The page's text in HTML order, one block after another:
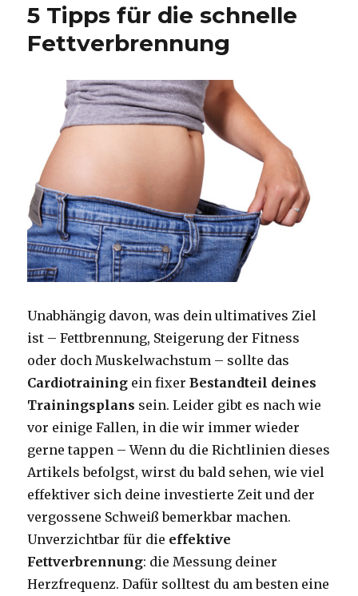
Erkältung
5 Tipps für die schnelle
Fettverbrennung
Unabhängig davon, was dein ultimatives Ziel
ist – Fettbrennung, Steigerung der Fitness
oder doch Muskelwachstum – sollte das
Cardiotraining ein fixerBestandteil deines
Trainingsplans sein. Leider gibt es nach wie
vor einige Fallen, in die wir immer wieder
gerne tappen – Wenn du die Richtlinien dieses
Artikels befolgst, wirst du bald sehen, wie viel
effektiver sich deine investierte Zeit und der
vergossene Schweiß bemerkbar machen.
Unverzichtbar für die effektive
Fettverbrennung: die Messung deiner
Herzfrequenz. Dafür solltest du am besten eine